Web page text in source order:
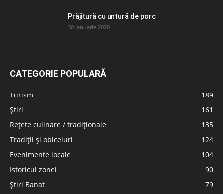
Prăjitură cu untură de porc
30 ianuarie 2020
CATEGORIE POPULARĂ
Turism
189
Știri
161
Rețete culinare / tradiționale
135
Tradiții și obiceiuri
124
Evenimente locale
104
Istoricul zonei
90
Știri Banat
79